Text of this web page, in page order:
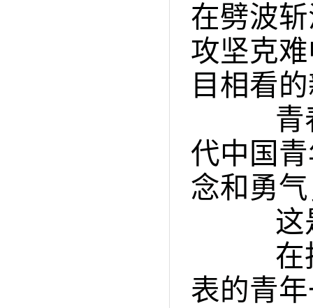
在劈波
攻坚克
目相看
青春
代中国
念和勇
这是
在抗
表的青